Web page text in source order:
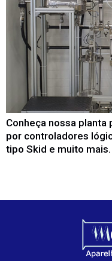
Conheça nossa
por controladores
tipo Skid e muito mais.